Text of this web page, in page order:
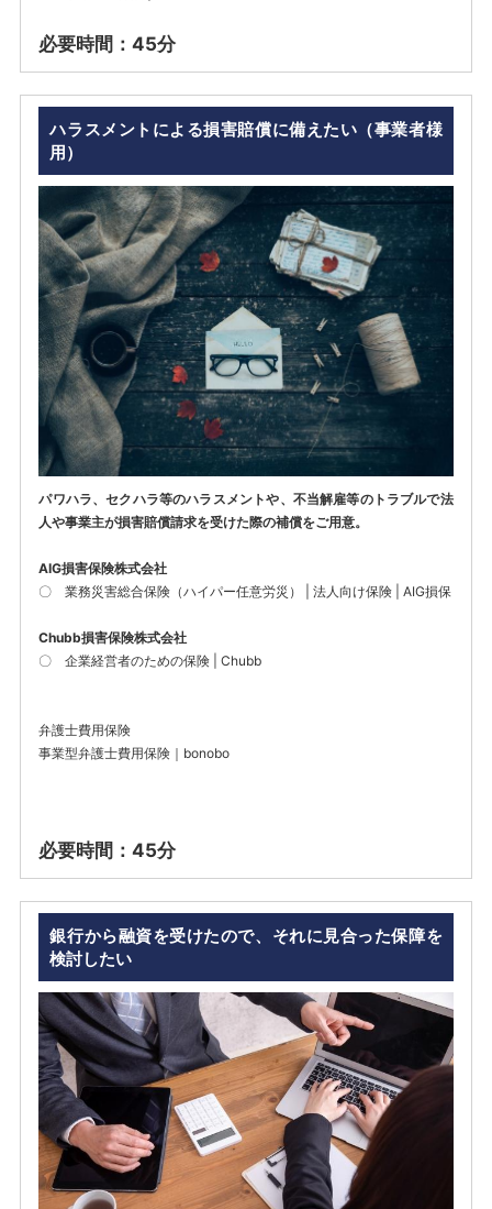
必要時間：45分
ハラスメントによる損害賠償に備えたい（事業者様
用）
パワハラ、セクハラ等のハラスメントや、不当解雇等のトラブルで法
人や事業主が損害賠償請求を受けた際の補償をご用意。
AIG損害保険株式会社
〇業務災害総合保険（ハイパー任意労災） | 法人向け保険 | AIG損保
Chubb損害保険株式会社
〇企業経営者のための保険 | Chubb
弁護士費用保険
事業型弁護士費用保険｜bonobo
必要時間：45分
銀行から融資を受けたので、それに見合った保障を
検討したい